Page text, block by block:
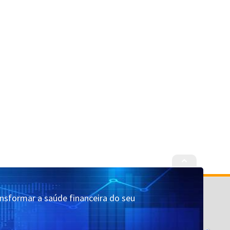
Cadastrar Quem Somos
a saúde financeira do seu